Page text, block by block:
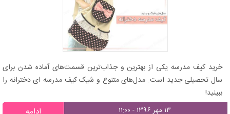
خرید کیف مدرسه یکی از بهترین و جذاب‌ترین قسمت‌های آماده شدن برای
سال تحصیلی جدید است. مدل‌های متنوع و شیک کیف مدرسه ای دخترانه را
ببینید!
۱۳ مهر ۱۳۹۶ - ۱۱:۰۰